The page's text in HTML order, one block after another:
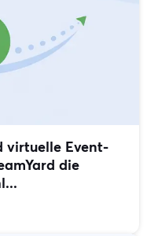
virtuelle Event-
die